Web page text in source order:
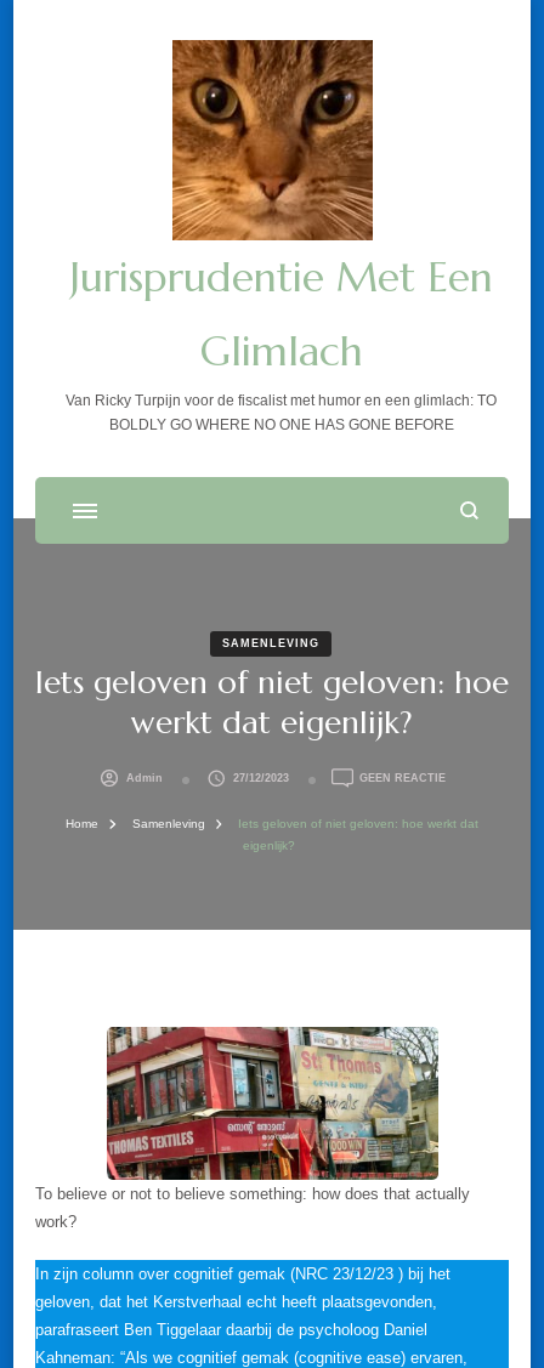
Jurisprudentie Met Een
Glimlach
Van Ricky Turpijn voor de fiscalist met humor en een glimlach: TO
BOLDLY GO WHERE NO ONE HAS GONE BEFORE
SAMENLEVING
Iets geloven of niet geloven: hoe
werkt dat eigenlijk?
Admin 27/12/2023 GEEN REACTIEOP
OF
Home Samenleving
Iets geloven of niet geloven: hoe werkt dat
eigenlijk?
To believe or not to believe something: how does that actually
work?
In zijn column over cognitief gemak (NRC 23/12/23 ) bij het
geloven, dat het Kerstverhaal echt heeft plaatsgevonden,
parafraseert Ben Tiggelaar daarbij de psycholoog Daniel
Kahneman: “Als we cognitief gemak (cognitive ease) ervaren,